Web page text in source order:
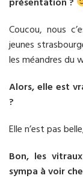
Coucou, nous
jeunes
les méandres du
Alors, elle est
?
Elle n’est pas
Bon, les
sympa à voir